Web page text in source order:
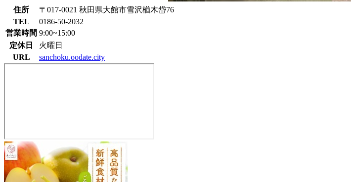
住所
〒017-0021 秋田県大館市雪沢楢木岱76
TEL
0186-50-2032
営業時間 9:00~15:00
定休日
火曜日
URL
sanchoku.oodate.city
ゆ
き
さ
わ